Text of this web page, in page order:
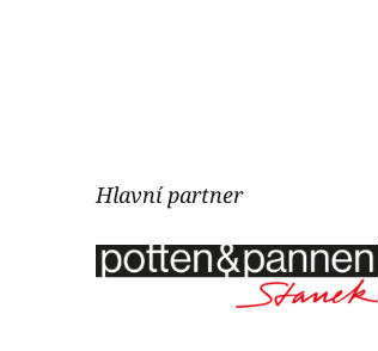
Hlavní partner